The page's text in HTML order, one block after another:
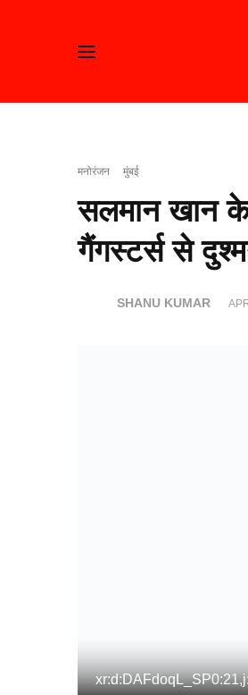
मनोरंजन मुंबई
सलमान खान के
गैंगस्टर्स से
SHANU KUMAR